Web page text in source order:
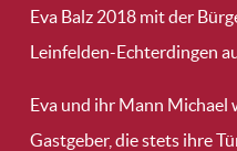
Eva Balz 2018 mit der
Leinfelden-Echterdingen
Eva und ihr Mann Michael
Gastgeber, die stets ihre